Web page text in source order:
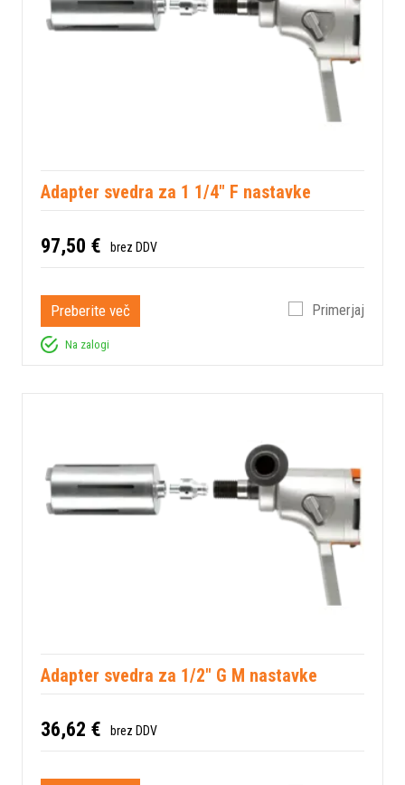
Adapter svedra za 1 1/4" F nastavke
97,50 € brez DDV
Preberite več Primerjaj
Na zalogi
Adapter svedra za 1/2" G M nastavke
36,62 € brez DDV